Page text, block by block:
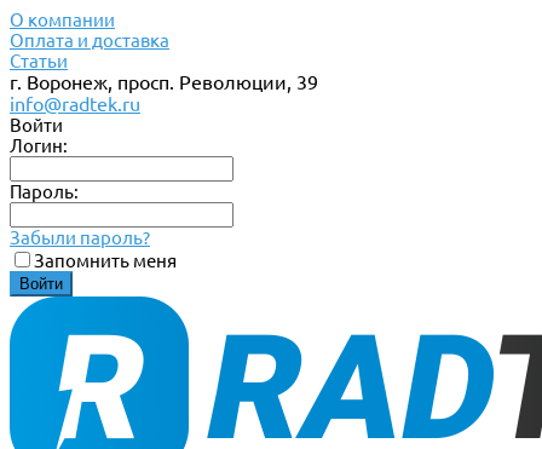
О компании
Оплата и доставка
Статьи
г. Воронеж, просп. Революции, 39
info@radtek.ru
Войти
Логин:
Пароль:
Забыли пароль?
Запомнить меня